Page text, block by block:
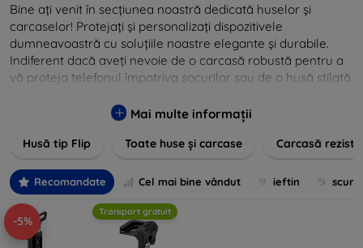
Bine ați venit în secțiunea noastră dedicată huselor și
carcaselor! Protejați și personalizați dispozitivele
dumneavoastră cu soluțiile noastre elegante și durabile.
Indiferent dacă aveți nevoie de o carcasă robustă pentru a
vă proteja telefonul împotriva șocurilor sau de o husă stilată
îndeplinească toate cerințele dvs. Descoperiți varietatea
designuri inovatoare menite să ofere nu doar protecție, ci și
Mai multe informații
Husă tip Flip Toate huse și carcase Carcasă
Recomandate Cel mai bine vândut ieftin
-5%
Transport gratuit